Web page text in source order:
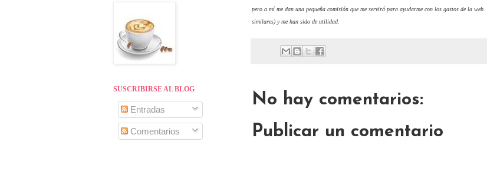
pero a mí me dan una pequeña comisión que me servirá para ayudarme con los gastos de la
similares) y me han sido de utilidad.
No hay comentarios:
Publicar un comentario
SUSCRIBIRSE AL BLOG
Entradas
Comentarios